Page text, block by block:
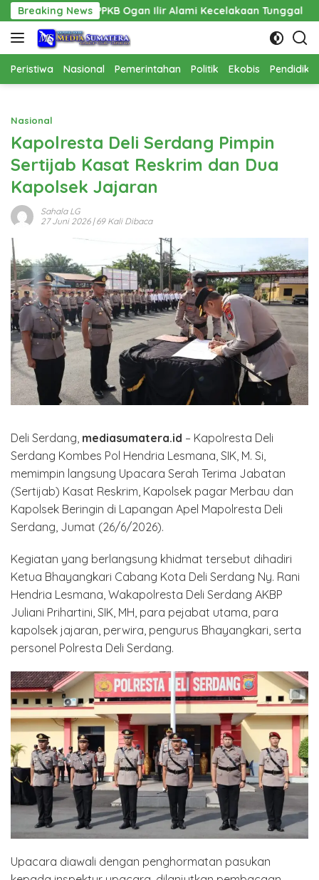
Langsung
ke
konten
Breaking News
Ogan Ilir Alami Kecelakaan Tunggal
Peristiwa Nasional Pemerintahan Politik Ekobis
Nasional
Kapolresta Deli Serdang Pimpin
Sertijab Kasat Reskrim dan Dua
Kapolsek Jajaran
Sahala LG
27 Juni 2026| 69 Kali Dibaca
Deli Serdang, mediasumatera.id – Kapolresta Deli
Serdang Kombes Pol Hendria Lesmana, SIK, M. Si,
memimpin langsung Upacara Serah Terima Jabatan
(Sertijab) Kasat Reskrim, Kapolsek pagar Merbau dan
Kapolsek Beringin di Lapangan Apel Mapolresta Deli
Serdang, Jumat (26/6/2026).
Kegiatan yang berlangsung khidmat tersebut dihadiri
Ketua Bhayangkari Cabang Kota Deli Serdang Ny. Rani
Hendria Lesmana, Wakapolresta Deli Serdang AKBP
Juliani Prihartini, SIK, MH, para pejabat utama, para
kapolsek jajaran, perwira, pengurus Bhayangkari, serta
personel Polresta Deli Serdang.
Upacara diawali dengan penghormatan pasukan